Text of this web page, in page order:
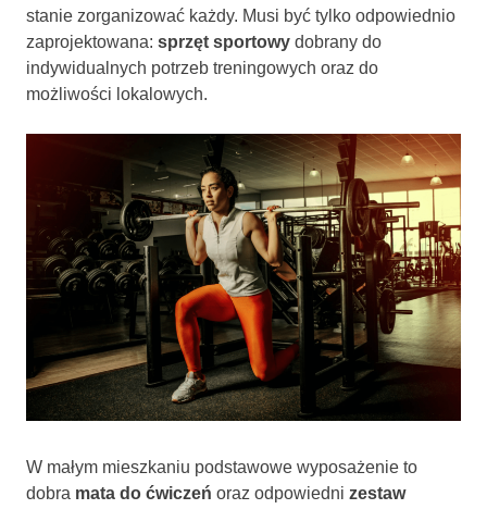
stanie zorganizować każdy. Musi być tylko odpowiednio
zaprojektowana: sprzęt sportowy dobrany do
indywidualnych potrzeb treningowych oraz do
możliwości lokalowych.
W małym mieszkaniu podstawowe wyposażenie to
dobra mata do ćwiczeń oraz odpowiedni zestaw